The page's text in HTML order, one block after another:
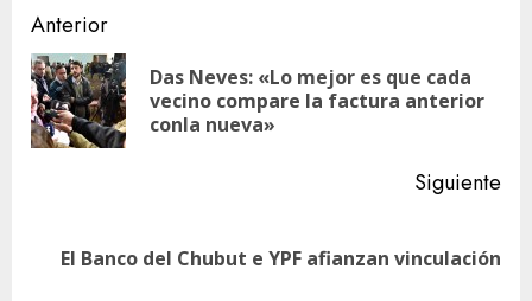
Navegación
de
entradas
Anterior
Das Neves: «Lo mejor es que cada
vecino compare la factura anterior
conla nueva»
Siguiente
Siguiente
El Banco del Chubut e YPF afianzan vinculación